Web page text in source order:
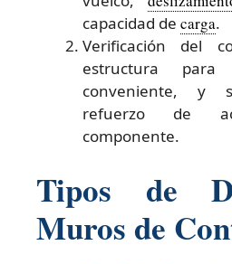
capacidad de carga.
Verificación del
estructura para
conveniente, y
refuerzo de
componente.
Tipos de
Muros de